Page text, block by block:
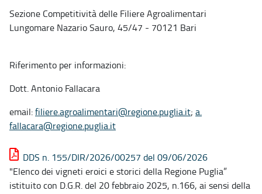
Sezione Competitività delle Filiere Agroalimentari
Lungomare Nazario Sauro, 45/47 - 70121 Bari
Riferimento per informazioni:
Dott. Antonio Fallacara
email:filiere.agroalimentari@regione.puglia.it; a.
fallacara@regione.puglia.it
DDS n. 155/DIR/2026/00257 del 09/06/2026
"Elenco dei vigneti eroici e storici della Regione Puglia”
istituito con D.G.R. del 20 febbraio 2025, n.166, ai sensi della